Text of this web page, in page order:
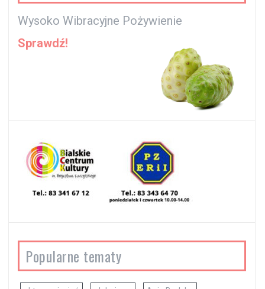
Wysoko Wibracyjne Pożywienie
Sprawdź!
Popularne tematy